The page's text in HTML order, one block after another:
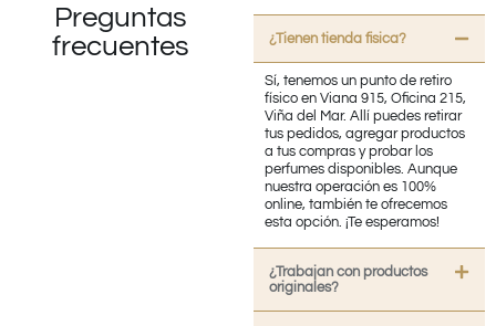
Preguntas
frecuentes
¿Tienen tienda fisica?
Sí, tenemos un punto de retiro
físico en Viana 915, Oficina 215,
Viña del Mar. Allí puedes retirar
tus pedidos, agregar productos
a tus compras y probar los
perfumes disponibles. Aunque
nuestra operación es 100%
online, también te ofrecemos
esta opción. ¡Te esperamos!
¿Trabajan con productos
originales?